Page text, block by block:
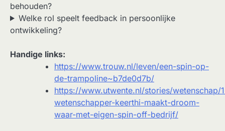
behouden?
Welke rol speelt feedback in persoonlijke
ontwikkeling?
Handige links:
https://www.trouw.nl/leven/een-spin-op-
de-trampoline~b7de0d7b/
https://www.utwente.nl/stories/wetenschap/
wetenschapper-keerthi-maakt-droom-
waar-met-eigen-spin-off-bedrijf/